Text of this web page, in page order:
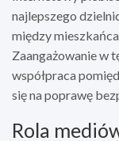
najlepszego
między
Zaangażowanie w
współpraca
się na poprawę
Rola